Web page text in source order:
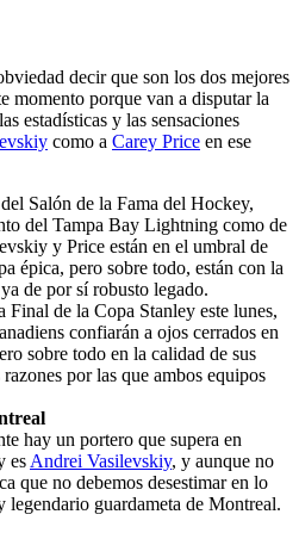
decir que son los dos mejores
momento porque van a disputar la
estadísticas y las sensaciones
como a Carey Price en ese
Salón de la Fama del Hockey,
del Tampa Bay Lightning como de
y Price están en el umbral de
épica, pero sobre todo, están con la
de por sí robusto legado.
Final de la Copa Stanley este lunes,
confiarán a ojos cerrados en
sobre todo en la calidad de sus
por las que ambos equipos
hay un portero que supera en
es Andrei Vasilevskiy, y aunque no
que no debemos desestimar en lo
legendario guardameta de Montreal.